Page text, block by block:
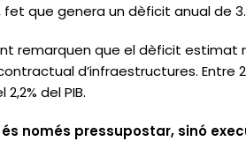
fet que genera un dèficit anual de
remarquen que el dèficit
d’infraestructures. Entre
del PIB.
només pressupostar, sinó